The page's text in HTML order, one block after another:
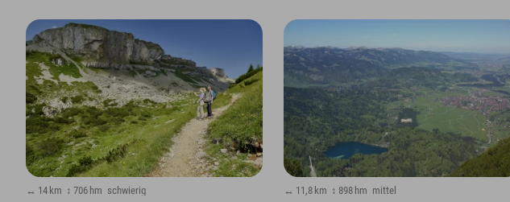
↔ 14 km ↕ 706 hm schwierig ↔ 11,8 km ↕ 898 hm mittel